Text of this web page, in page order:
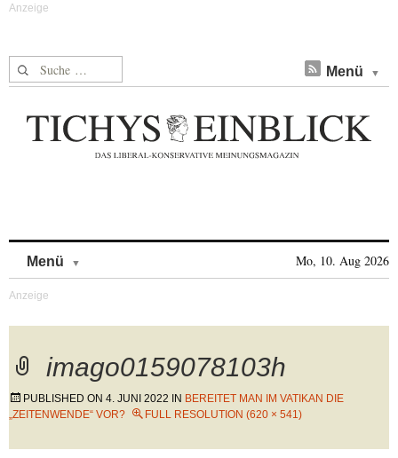
Suche nach: Menü
Menü Mo, 10. Aug 2026
imago0159078103h
PUBLISHED ON 4. JUNI 2022 IN BEREITET MAN IM VATIKAN DIE
„ZEITENWENDE“ VOR?
FULL RESOLUTION (620 × 541)